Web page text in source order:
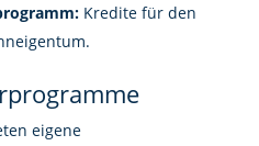
Kredite für den
eigene